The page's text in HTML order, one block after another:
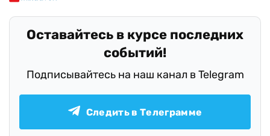
Оставайтесь в курсе последних
событий!
Подписывайтесь на наш канал в Telegram
Следить в Телеграмме